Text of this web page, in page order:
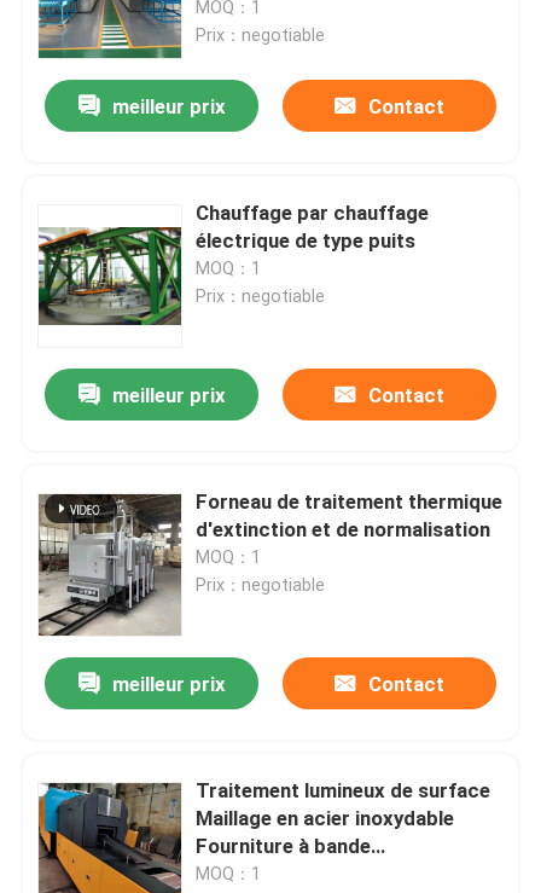
Maison
Au sujet de nous
l'agglomération de matériaux de
batterie au lithium
MOQ：1
Prix：negotiable
meilleur prix Contact
Chauffage par chauffage
électrique de type puits
MOQ：1
Prix：negotiable
meilleur prix Contact
Forneau de traitement thermique
d'extinction et de normalisation
MOQ：1
Prix：negotiable
meilleur prix Contact
Traitement lumineux de surface
Maillage en acier inoxydable
Fourniture à bande
transporteuse continue
MOQ：1